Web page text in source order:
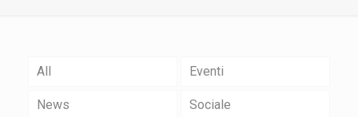
All Eventi
News Sociale